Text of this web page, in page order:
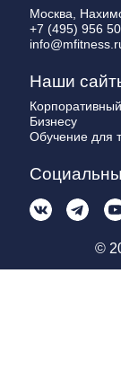
Москва,
+7 (495) 956
Наши
Бизнесу
Обучение для
©